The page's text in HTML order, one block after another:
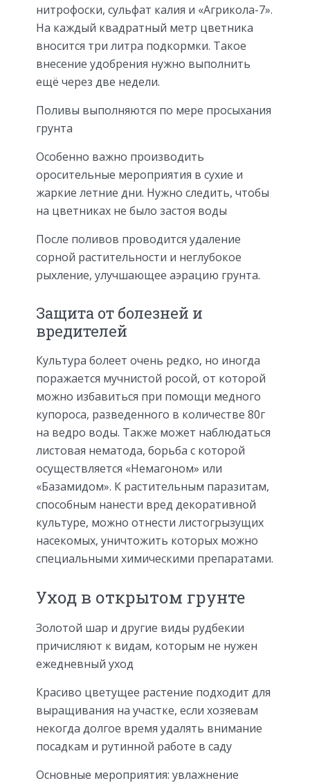
нитрофоски, сульфат калия и «Агрикола-7».
На каждый квадратный метр цветника
вносится три литра подкормки. Такое
внесение удобрения нужно выполнить
ещё через две недели.
Поливы выполняются по мере просыхания
грунта
Особенно важно производить
оросительные мероприятия в сухие и
жаркие летние дни. Нужно следить, чтобы
на цветниках не было застоя воды
После поливов проводится удаление
сорной растительности и неглубокое
рыхление, улучшающее аэрацию грунта.
Защита от болезней и
вредителей
Культура болеет очень редко, но иногда
поражается мучнистой росой, от которой
можно избавиться при помощи медного
купороса, разведенного в количестве 80г
на ведро воды. Также может наблюдаться
листовая нематода, борьба с которой
осуществляется «Немагоном» или
«Базамидом». К растительным паразитам,
способным нанести вред декоративной
культуре, можно отнести листогрызущих
насекомых, уничтожить которых можно
специальными химическими препаратами.
Уход в открытом грунте
Золотой шар и другие виды рудбекии
причисляют к видам, которым не нужен
ежедневный уход
Красиво цветущее растение подходит для
выращивания на участке, если хозяевам
некогда долгое время удалять внимание
посадкам и рутинной работе в саду
Основные мероприятия: увлажнение